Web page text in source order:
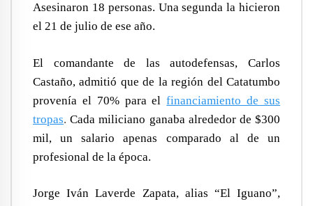
Asesinaron 18 personas. Una segunda la hicieron
el 21 de julio de ese año.
El comandante de las autodefensas, Carlos
Castaño, admitió que de la región del Catatumbo
provenía el 70% para el financiamiento de sus
tropas.Cada miliciano ganaba alrededor de $300
mil, un salario apenas comparado al de un
profesional de la época.
Jorge Iván Laverde Zapata, alias “El Iguano”,